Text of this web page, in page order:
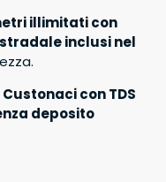
illimitati con
inclusi nel
con TDS
deposito